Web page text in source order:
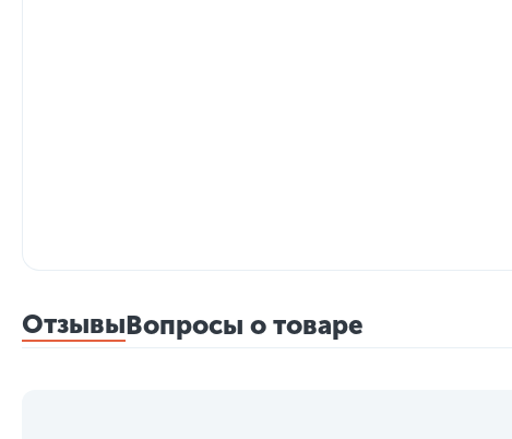
ОтзывыВопросы о товаре